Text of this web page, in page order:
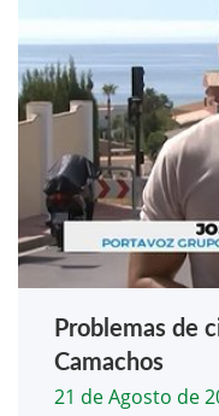
Problemas de
Camachos
21 de Agosto de